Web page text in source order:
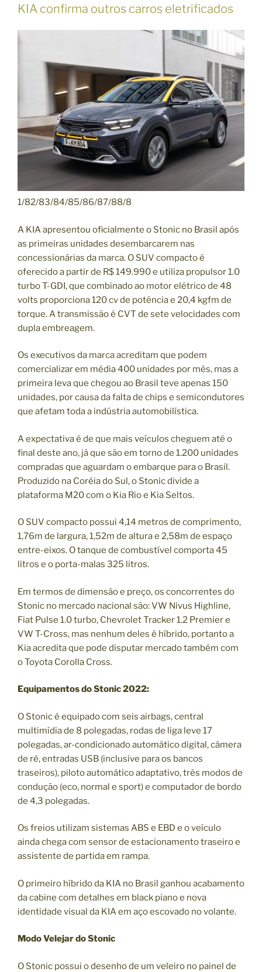
KIA confirma outros carros eletrificados
1/82/83/84/85/86/87/88/8
A KIA apresentou oficialmente o Stonic no Brasil após
as primeiras unidades desembarcarem nas
concessionárias da marca. O SUV compacto é
oferecido a partir de R$ 149.990 e utiliza propulsor 1.0
turbo T-GDI, que combinado ao motor elétrico de 48
volts proporciona 120 cv de potência e 20,4 kgfm de
torque. A transmissão é CVT de sete velocidades com
dupla embreagem.
Os executivos da marca acreditam que podem
comercializar em média 400 unidades por mês, mas a
primeira leva que chegou ao Brasil teve apenas 150
unidades, por causa da falta de chips e semicondutores
que afetam toda a indústria automobilística.
A expectativa é de que mais veículos cheguem até o
final deste ano, já que são em torno de 1.200 unidades
compradas que aguardam o embarque para o Brasil.
Produzido na Coréia do Sul, o Stonic divide a
plataforma M20 com o Kia Rio e Kia Seltos.
O SUV compacto possui 4,14 metros de comprimento,
1,76m de largura, 1,52m de altura e 2,58m de espaço
entre-eixos. O tanque de combustível comporta 45
litros e o porta-malas 325 litros.
Em termos de dimensão e preço, os concorrentes do
Stonic no mercado nacional são: VW Nivus Highline,
Fiat Pulse 1.0 turbo, Chevrolet Tracker 1.2 Premier e
VW T-Cross, mas nenhum deles é híbrido, portanto a
Kia acredita que pode disputar mercado também com
o Toyota Corolla Cross.
Equipamentos do Stonic 2022:
O Stonic é equipado com seis airbags, central
multimídia de 8 polegadas, rodas de liga leve 17
polegadas, ar-condicionado automático digital, câmera
de ré, entradas USB (inclusive para os bancos
traseiros), piloto automático adaptativo, três modos de
condução (eco, normal e sport) e computador de bordo
de 4,3 polegadas.
Os freios utilizam sistemas ABS e EBD e o veículo
ainda chega com sensor de estacionamento traseiro e
assistente de partida em rampa.
O primeiro híbrido da KIA no Brasil ganhou acabamento
da cabine com detalhes em black piano e nova
identidade visual da KIA em aço escovado no volante.
Modo Velejar do Stonic
O Stonic possui o desenho de um veleiro no painel de